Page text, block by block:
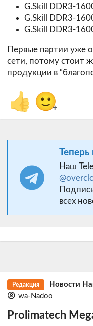
G.Skill DDR3-
G.Skill DDR3-
G.Skill DDR3-
Первые партии уже
сети, потому стоит
продукции в
👍 🙂+
Наш
всех
Редакция Новости
wa-Nadoo
Prolimatech